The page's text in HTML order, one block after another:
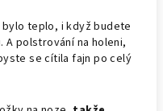
teplo, i když budete
polstrování na holeni,
se cítila fajn po celý